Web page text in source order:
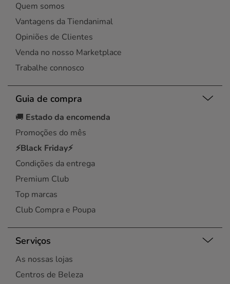
Quem somos
Vantagens da Tiendanimal
Opiniões de Clientes
Venda no nosso Marketplace
Trabalhe connosco
Guia de compra
🚚 Estado da encomenda
Promoções do mês
⚡Black Friday⚡
Condições da entrega
Premium Club
Top marcas
Club Compra e Poupa
Serviços
As nossas lojas
Centros de Beleza